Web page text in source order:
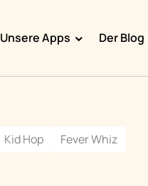
Unsere Apps
Chore Boss
Der Blog
Kid Hop Fever Whiz